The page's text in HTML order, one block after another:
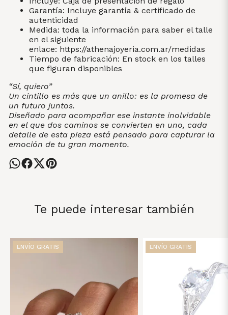
Garantía: Incluye garantía & certificado de
autenticidad
Medida: toda la información para saber el talle
en el siguiente
enlace: https://athenajoyeria.com.ar/medidas
Tiempo de fabricación: En stock en los talles
que figuran disponibles
“Sí, quiero”
Un cintillo es más que un anillo: es la promesa de
un futuro juntos.
Diseñado para acompañar ese instante inolvidable
en el que dos caminos se convierten en uno, cada
detalle de esta pieza está pensado para capturar la
emoción de tu gran momento.
Te puede interesar también
ENVÍO GRATIS ENVÍO GRATIS